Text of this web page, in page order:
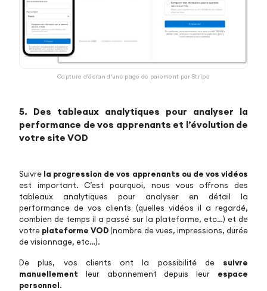
Capture d’écran d’une page de paiement par Stripe
5. Des tableaux analytiques pour analyser la
performance de vos apprenants et l’évolution de
votre site VOD
Suivre la progression de vos apprenants ou de vos vidéos
est important. C’est pourquoi, nous vous offrons des
tableaux analytiques pour analyser en détail la
performance de vos clients (quelles vidéos il a regardé,
combien de temps il a passé sur la plateforme, etc…) et de
votre plateforme VOD(nombre de vues, impressions, durée
de visionnage, etc…).
De plus, vos clients ont la possibilité de suivre
manuellement leur abonnement depuis leur espace
personnel.